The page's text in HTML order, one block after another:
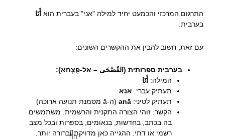
התרגום המרכזי והכמעט יחיד למילה "אני" בעברית הוא أَنَا
בערבית.
עם זאת, חשוב להבין את ההקשרים השונים:
בערבית ספרותית (الفُصْحَى – אל-פֻצְחַא):
המילה: أَنَا
תעתיק עברי: אַנַא
תעתיק לטיני: anā(ה-ā מסמנת תנועה ארוכה)
הקשר: זוהי הצורה התקנית והרשמית. משתמשים
בה בכתב, בחדשות, בנאומים, בספרות ובכל מצב
רשמי או דתי. ההגייה כאן מדויקת וברורה יותר.